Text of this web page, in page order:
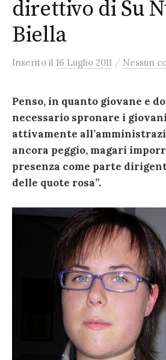
direttivo di Su
Biella
Inserito il 16 Luglio 2011 / Nessun
Penso, in quanto giovane e
necessario spronare i
attivamente
ancora peggio, magari
presenza come parte
delle quote rosa”.